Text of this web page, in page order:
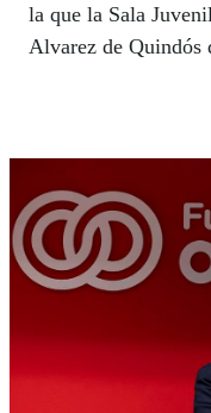
la que la Sala
Alvarez de Quindós